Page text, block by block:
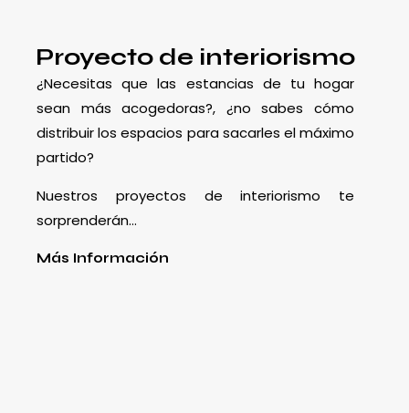
Proyecto de interiorismo
¿Necesitas que las estancias de tu hogar
sean más acogedoras?, ¿no sabes cómo
distribuir los espacios para sacarles el máximo
partido?
Nuestros proyectos de interiorismo te
sorprenderán…
Más Información